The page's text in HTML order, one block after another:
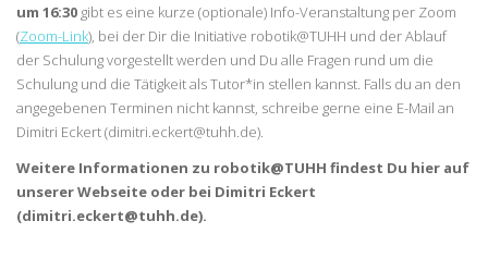
um 16:30 gibt es eine kurze (optionale) Info-Veranstaltung per Zoom
(Zoom-Link), bei der Dir die Initiative robotik@TUHH und der Ablauf
der Schulung vorgestellt werden und Du alle Fragen rund um die
Schulung und die Tätigkeit als Tutor*in stellen kannst. Falls du an den
angegebenen Terminen nicht kannst, schreibe gerne eine E-Mail an
Dimitri Eckert (dimitri.eckert@tuhh.de).
Weitere Informationen zu robotik@TUHH findest Du hier auf
unserer Webseite oder bei Dimitri Eckert
(dimitri.eckert@tuhh.de).